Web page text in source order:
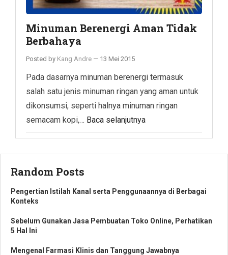
Minuman Berenergi Aman Tidak
Berbahaya
Posted by Kang Andre — 13 Mei 2015
Pada dasarnya minuman berenergi termasuk
salah satu jenis minuman ringan yang aman untuk
dikonsumsi, seperti halnya minuman ringan
semacam kopi,… Baca selanjutnya
Random Posts
Pengertian Istilah Kanal serta Penggunaannya di Berbagai
Konteks
Sebelum Gunakan Jasa Pembuatan Toko Online, Perhatikan
5 Hal Ini
Mengenal Farmasi Klinis dan Tanggung Jawabnya